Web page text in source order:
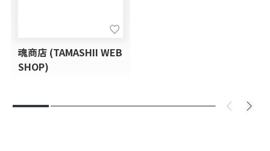
魂商店 (TAMASHII WEB
SHOP)